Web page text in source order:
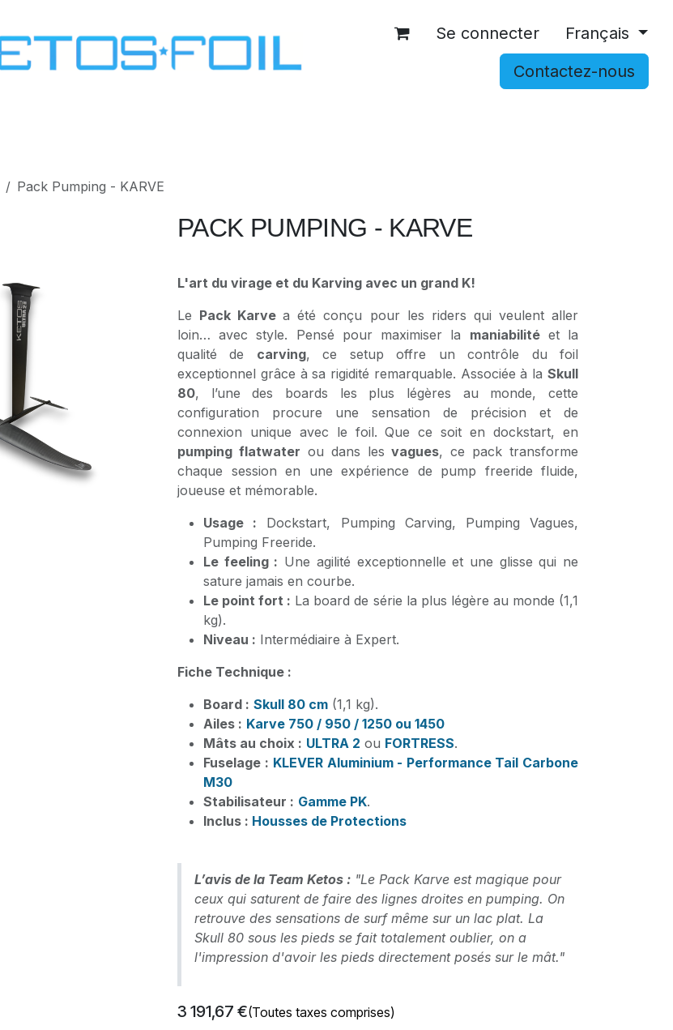
Se connecter
Français
Contactez-nous
Pack Pumping - KARVE
PACK PUMPING - KARVE
L'art du virage et du Karving avec un grand K!
Le Pack Karvea été conçu pour les riders qui veulent aller
loin… avec style. Pensé pour maximiser la maniabilitéet la
qualité de carving, ce setup offre un contrôle du foil
exceptionnel grâce à sa rigidité remarquable. Associée à la Skull
80, l’une des boards les plus légères au monde, cette
configuration procure une sensation de précision et de
connexion unique avec le foil. Que ce soit en dockstart, en
pumping flatwater ou dans lesvagues, ce pack transforme
chaque session en une expérience de pump freeride fluide,
joueuse et mémorable.
Usage : Dockstart, Pumping Carving, Pumping Vagues,
Pumping Freeride.
Le feeling : Une agilité exceptionnelle et une glisse qui ne
sature jamais en courbe.
Le point fort : La board de série la plus légère au monde (1,1
kg).
Niveau : Intermédiaire à Expert.
Fiche Technique :
Board : Skull 80 cm (1,1 kg).
Ailes : Karve 750 / 950 / 1250 ou 1450
Mâts au choix : ULTRA 2 ou FORTRESS.
Fuselage : KLEVER Aluminium - Performance Tail Carbone
M30
Stabilisateur : Gamme PK.
Inclus : Housses de Protections
L’avis de la Team Ketos : "Le Pack Karve est magique pour
ceux qui saturent de faire des lignes droites en pumping. On
retrouve des sensations de surf même sur un lac plat. La
Skull 80 sous les pieds se fait totalement oublier, on a
l'impression d'avoir les pieds directement posés sur le mât."
3 191,67 €(Toutes taxes comprises)